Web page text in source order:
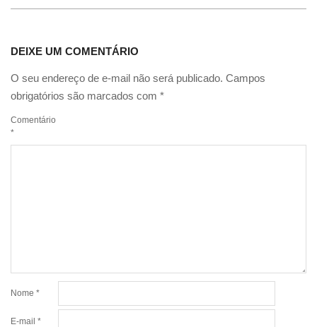
DEIXE UM COMENTÁRIO
O seu endereço de e-mail não será publicado. Campos
obrigatórios são marcados com *
Comentário
*
Nome *
E-mail *